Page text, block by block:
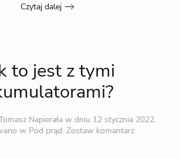
Czytaj dalej
to jest z tymi
Napieraław dniu 12 stycznia 2022.
w Pod prąd. Zostaw komantarz